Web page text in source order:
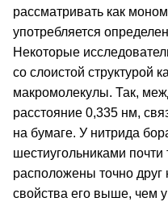
рассматривать как
употребляется
Некоторые
со слоистой структурой
макромолекулы. Так,
расстояние 0,335 нм,
на бумаге. У нитрида
шестиугольниками
расположены точно
свойства его выше, чем